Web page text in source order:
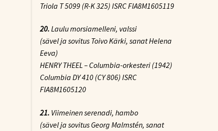
Triola T 5099 (R-K 325) ISRC FIA8M1605119
20. Laulu morsiamelleni, valssi
(sävel ja sovitus Toivo Kärki, sanat Helena
Eeva)
HENRY THEEL – Columbia-orkesteri (1942)
Columbia DY 410 (CY 806) ISRC
FIA8M1605120
21. Viimeinen serenadi, hambo
(sävel ja sovitus Georg Malmstén, sanat